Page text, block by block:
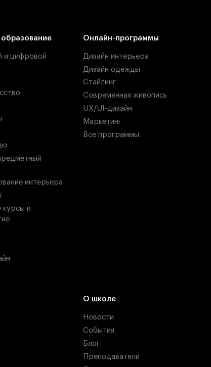
и цифровой
интерьера
курсы и
Онлайн-программы
Дизайн интерьера
Дизайн одежды
Стайлинг
Современная живопись
UX/UI-дизайн
Маркетинг
Все программы
О школе
Новости
События
Блог
Преподаватели